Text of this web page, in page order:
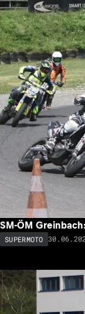
SM-ÖM
SUPERMOTO